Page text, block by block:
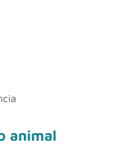
animal